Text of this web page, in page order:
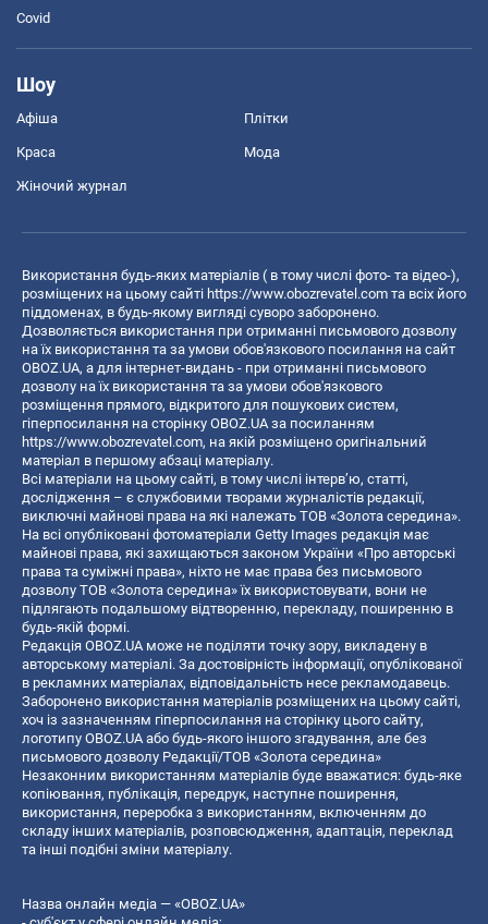
Covid
Шоу
Афіша Плітки
Краса Мода
Жіночий журнал
Використання будь-яких матеріалів ( в тому числі фото- та відео-),
розміщених на цьому сайті https://www.obozrevatel.com та всіх його
піддоменах, в будь-якому вигляді суворо заборонено.
Дозволяється використання при отриманні письмового дозволу
на їх використання та за умови обов'язкового посилання на сайт
OBOZ.UA, а для інтернет-видань - при отриманні письмового
дозволу на їх використання та за умови обов'язкового
розміщення прямого, відкритого для пошукових систем,
гіперпосилання на сторінку OBOZ.UA за посиланням
https://www.obozrevatel.com, на якій розміщено оригінальний
матеріал в першому абзаці матеріалу.
Всі матеріали на цьому сайті, в тому числі інтерв’ю, статті,
дослідження – є службовими творами журналістів редакції,
виключні майнові права на які належать ТОВ «Золота середина».
На всі опубліковані фотоматеріали Getty Images редакція має
майнові права, які захищаються законом України «Про авторські
права та суміжні права», ніхто не має права без письмового
дозволу ТОВ «Золота середина» їх використовувати, вони не
підлягають подальшому відтворенню, перекладу, поширенню в
будь-якій формі.
Редакція OBOZ.UA може не поділяти точку зору, викладену в
авторському матеріалі. За достовірність інформації, опублікованої
в рекламних матеріалах, відповідальність несе рекламодавець.
Заборонено використання матеріалів розміщених на цьому сайті,
хоч із зазначенням гіперпосилання на сторінку цього сайту,
логотипу OBOZ.UA або будь-якого іншого згадування, але без
письмового дозволу Редакції/ТОВ «Золота середина»
Незаконним використанням матеріалів буде вважатися: будь-яке
копiювання, публiкацiя, передрук, наступне поширення,
використання, переробка з використанням, включенням до
складу інших матеріалів, розповсюдження, адаптація, переклад
та інші подібні зміни матеріалу.
Назва онлайн медіа — «OBOZ.UA»